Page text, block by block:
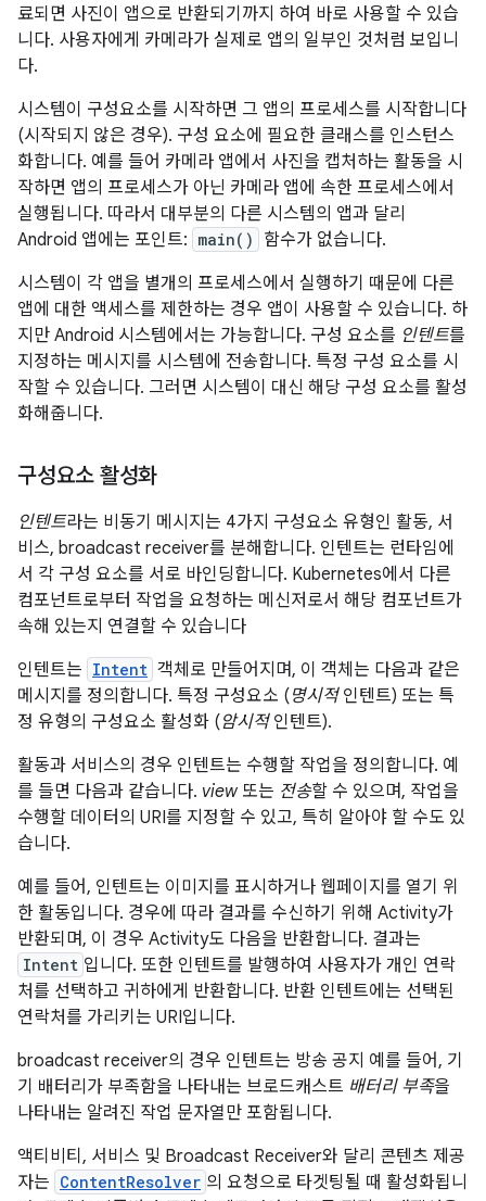
료되면 사진이 앱으로 반환되기까지 하여 바로 사용할 수 있습
니다. 사용자에게 카메라가 실제로 앱의 일부인 것처럼 보입니
다.
시스템이 구성요소를 시작하면 그 앱의 프로세스를 시작합니다
(시작되지 않은 경우). 구성 요소에 필요한 클래스를 인스턴스
화합니다. 예를 들어 카메라 앱에서 사진을 캡처하는 활동을 시
작하면 앱의 프로세스가 아닌 카메라 앱에 속한 프로세스에서
실행됩니다. 따라서 대부분의 다른 시스템의 앱과 달리
Android 앱에는 포인트: main()
함수가 없습니다.
시스템이 각 앱을 별개의 프로세스에서 실행하기 때문에 다른
앱에 대한 액세스를 제한하는 경우 앱이 사용할 수 있습니다. 하
지만 Android 시스템에서는 가능합니다. 구성 요소를 인텐트를
지정하는 메시지를 시스템에 전송합니다. 특정 구성 요소를 시
작할 수 있습니다. 그러면 시스템이 대신 해당 구성 요소를 활성
화해줍니다.
구성요소 활성화
인텐트라는 비동기 메시지는 4가지 구성요소 유형인 활동, 서
비스, broadcast receiver를 분해합니다. 인텐트는 런타임에
서 각 구성 요소를 서로 바인딩합니다. Kubernetes에서 다른
컴포넌트로부터 작업을 요청하는 메신저로서 해당 컴포넌트가
속해 있는지 연결할 수 있습니다
인텐트는 Intent 객체로 만들어지며, 이 객체는 다음과 같은
메시지를 정의합니다. 특정 구성요소 ( 명시적인텐트) 또는 특
정 유형의 구성요소 활성화 (암시적인텐트).
활동과 서비스의 경우 인텐트는 수행할 작업을 정의합니다. 예
를 들면 다음과 같습니다. view또는 전송할 수 있으며, 작업을
수행할 데이터의 URI를 지정할 수 있고, 특히 알아야 할 수도 있
습니다.
예를 들어, 인텐트는 이미지를 표시하거나 웹페이지를 열기 위
한 활동입니다. 경우에 따라 결과를 수신하기 위해 Activity가
반환되며, 이 경우 Activity도 다음을 반환합니다. 결과는
Intent 입니다. 또한 인텐트를 발행하여 사용자가 개인 연락
처를 선택하고 귀하에게 반환합니다. 반환 인텐트에는 선택된
연락처를 가리키는 URI입니다.
broadcast receiver의 경우 인텐트는 방송 공지 예를 들어, 기
기 배터리가 부족함을 나타내는 브로드캐스트 배터리 부족을
나타내는 알려진 작업 문자열만 포함됩니다.
액티비티, 서비스 및 Broadcast Receiver와 달리 콘텐츠 제공
자는 ContentResolver 의 요청으로 타겟팅될 때 활성화됩니